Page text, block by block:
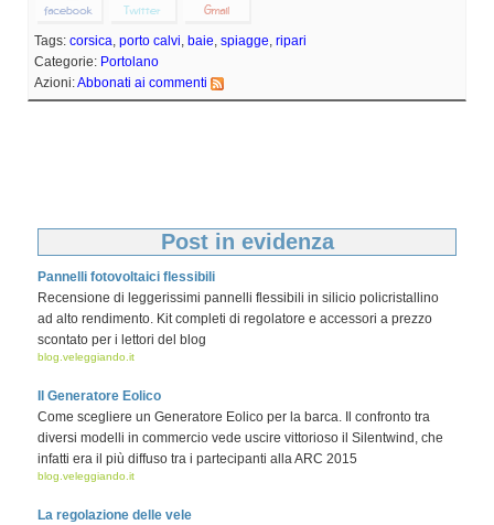
Tags: corsica, porto calvi, baie, spiagge, ripari
Categorie: Portolano
Azioni:Abbonati ai commenti
Post in evidenza
Pannelli fotovoltaici flessibili
Recensione di leggerissimi pannelli flessibili in silicio policristallino
ad alto rendimento. Kit completi di regolatore e accessori a prezzo
scontato per i lettori del blog
blog.veleggiando.it
Il Generatore Eolico
Come scegliere un Generatore Eolico per la barca. Il confronto tra
diversi modelli in commercio vede uscire vittorioso il Silentwind, che
infatti era il più diffuso tra i partecipanti alla ARC 2015
blog.veleggiando.it
La regolazione delle vele